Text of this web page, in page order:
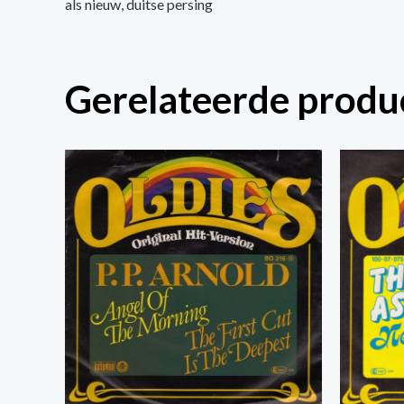
als nieuw, duitse persing
Gerelateerde